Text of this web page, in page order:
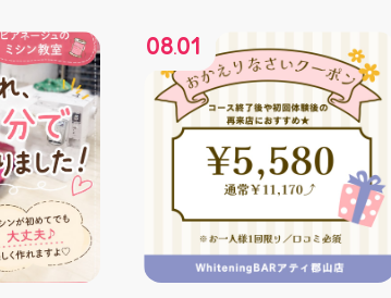
らない…！ せいろ型ケースに入
っていて どの色の子が出るかは
開けてからのお楽しみ #ラメキ
ラ中華まん #スクイーズ #中華
まんグッズ #海外トレンド #む
にゅむにゅ シル活 新商品入荷
HUBSTORE
08.01